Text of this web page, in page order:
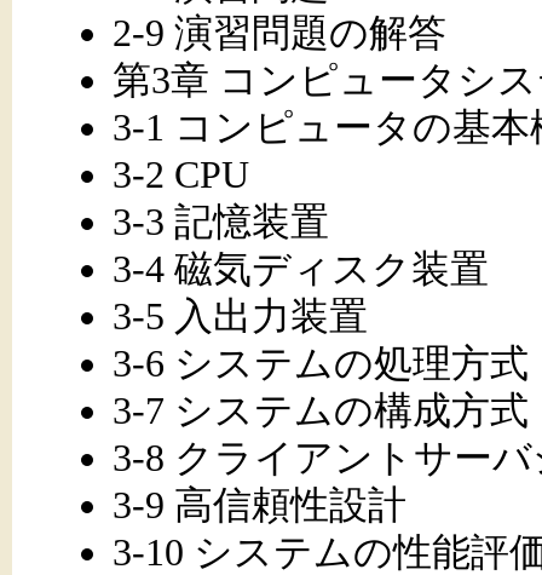
2-9 演習問題の解答
第3章 コンピュータシ
3-1 コンピュータの基本
3-2 CPU
3-3 記憶装置
3-4 磁気ディスク装置
3-5 入出力装置
3-6 システムの処理方式
3-7 システムの構成方式
3-8 クライアントサー
3-9 高信頼性設計
3-10 システムの性能評